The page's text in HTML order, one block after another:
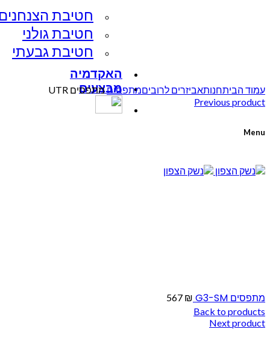
חטיבת
חטיבת גולני
חטיבת גבעתי
האקדמיה
מבצעים
Menu
עמוד הביתחנותאביזרים לרוביםמתפסיםמתפסים UTR
Previous product
מתפסים G3-SM 567 ₪
Back to products
Next product